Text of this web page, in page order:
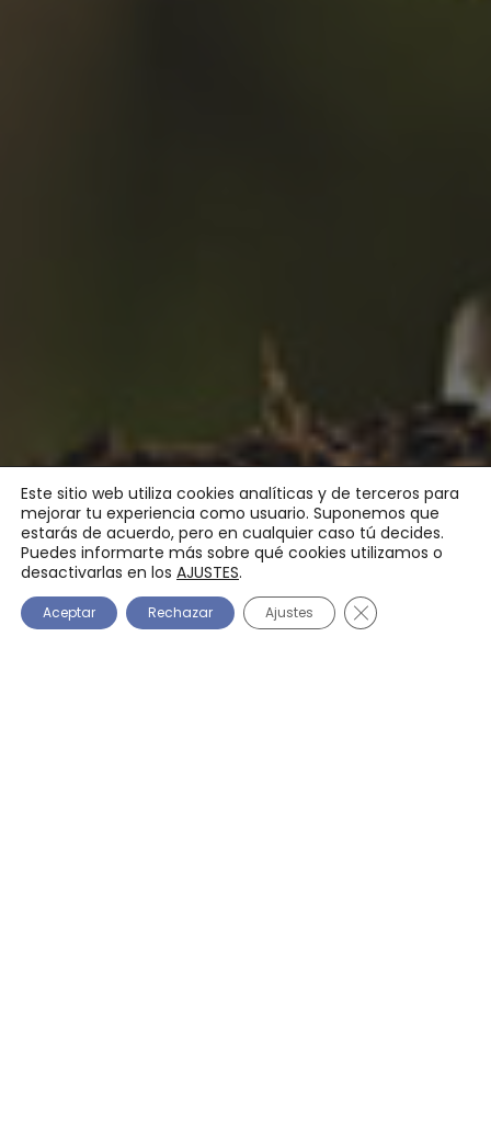
Este sitio web utiliza cookies analíticas y de terceros para
mejorar tu experiencia como usuario. Suponemos que
estarás de acuerdo, pero en cualquier caso tú decides.
Puedes informarte más sobre qué cookies utilizamos o
desactivarlas en los AJUSTES.
Aceptar Rechazar Ajustes CERRAR EL